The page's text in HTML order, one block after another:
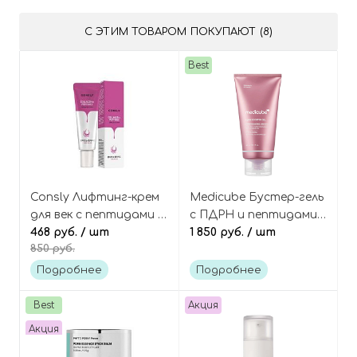
С ЭТИМ ТОВАРОМ ПОКУПАЮТ (8)
Consly Лифтинг-крем
для век с пептидами и
коллагеном, Collagen
& Peptides Lifting Eye
Cream
468 руб. / шт
850 руб.
Подробнее
Best
Medicube Бустер-гель
с ПДРН и пептидами
для микротокового
Booster Gel
1 850 руб. / шт
Подробнее
Best
Акция
Акция